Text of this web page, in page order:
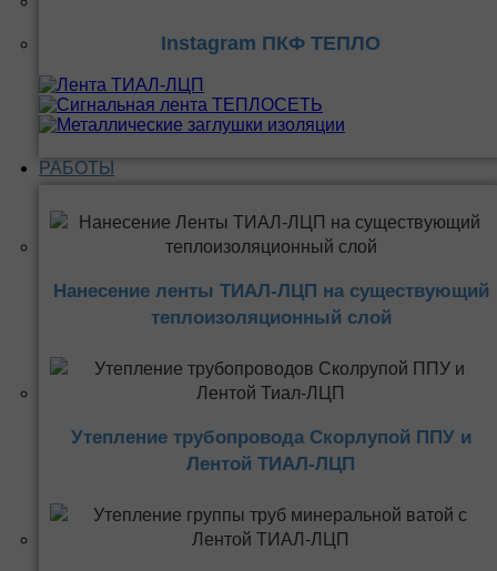
Instagram ПКФ ТЕПЛО
РАБОТЫ
Нанесение ленты ТИАЛ-ЛЦП на существующий
теплоизоляционный слой
Утепление трубопровода Скорлупой ППУ и
Лентой ТИАЛ-ЛЦП